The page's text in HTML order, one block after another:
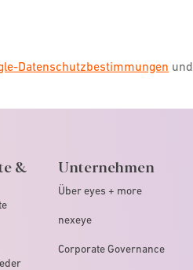
Datenschutzbestimmungen und
& Unternehmen
Über eyes + more
nexeye
Corporate Governance